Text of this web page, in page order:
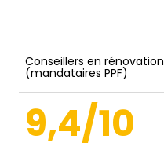
Conseillers en rénovation
(mandataires PPF)
9,4/10